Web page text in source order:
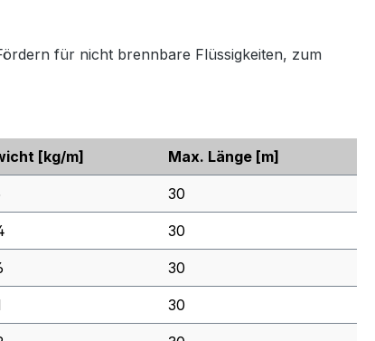
für nicht brennbare Flüssigkeiten, zum
[kg/m] Max. Länge [m]
30
30
30
30